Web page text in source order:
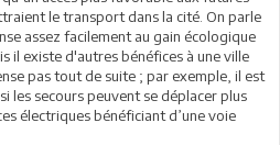
le transport dans la cité. On parle
assez facilement au gain écologique
il existe d'autres bénéfices à une ville
pas tout de suite ; par exemple, il est
les secours peuvent se déplacer plus
électriques bénéficiant d’une voie